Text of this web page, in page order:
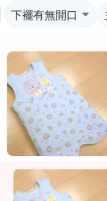
下襬有無開口